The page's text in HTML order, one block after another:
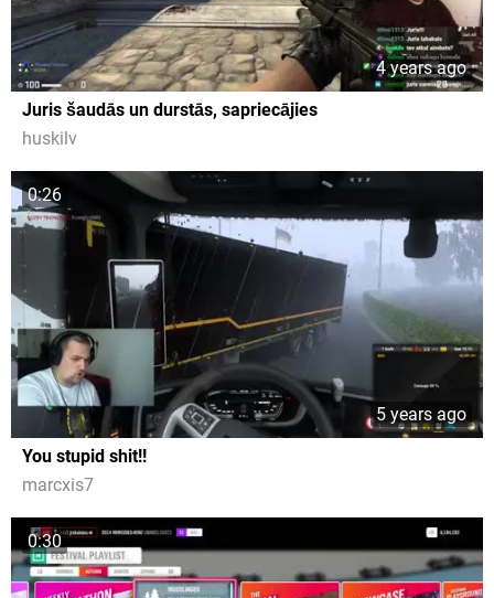
4 years ago
Juris šaudās un durstās, sapriecājies
huskilv
0:26
5 years ago
You stupid shit!!
marcxis7
0:30